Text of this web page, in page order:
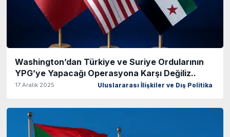
Washington’dan Türkiye ve Suriye Ordularının
YPG’ye Yapacağı Operasyona Karşı Değiliz..
17 Aralık 2025 Uluslararası İlişkiler ve Dış Politika